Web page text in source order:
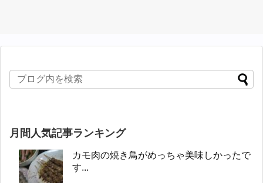
月間人気記事ランキング
カモ肉の焼き鳥がめっちゃ美味しかったで
す...